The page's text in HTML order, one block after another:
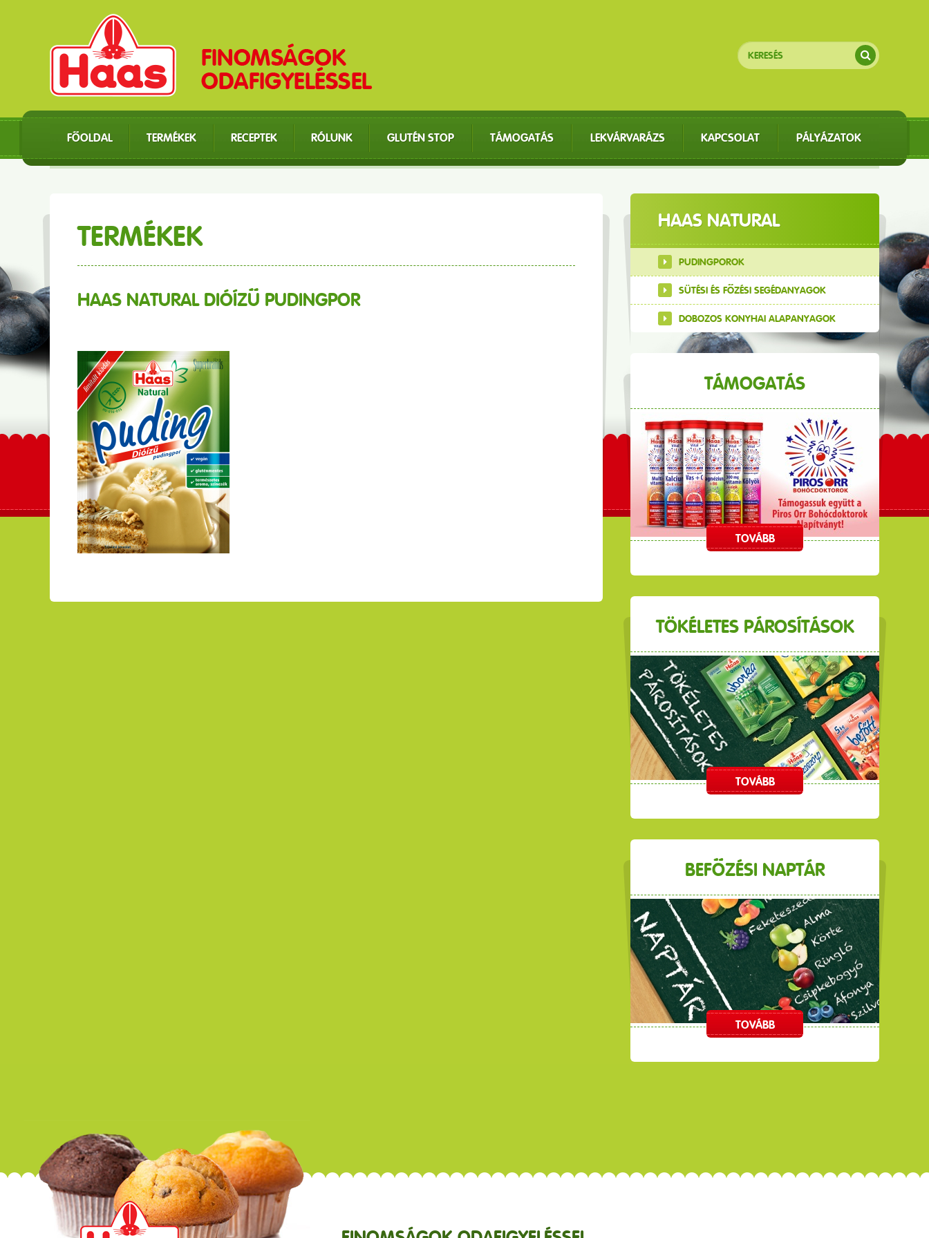
FŐOLDAL TERMÉKEK RECEPTEK RÓLUNK GLUTÉN STOP TÁMOGATÁS LEKVÁRVARÁZS KAPCSOLAT PÁLYÁZATOK
TERMÉKEK
HAAS NATURAL DIÓÍZŰ PUDINGPOR
HAAS NATURAL
PUDINGPOROK
SÜTÉSI ÉS FŐZÉSI SEGÉDANYAGOK
DOBOZOS KONYHAI ALAPANYAGOK
TÁMOGATÁS
TOVÁBB
TÖKÉLETES PÁROSÍTÁSOK
TOVÁBB
BEFŐZÉSI NAPTÁR
TOVÁBB